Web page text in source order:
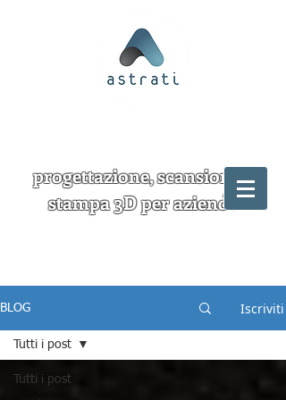
progettazione, scansione e
stampa 3D per aziende
BLOG Iscriviti
Tutti i post
Tutti i post